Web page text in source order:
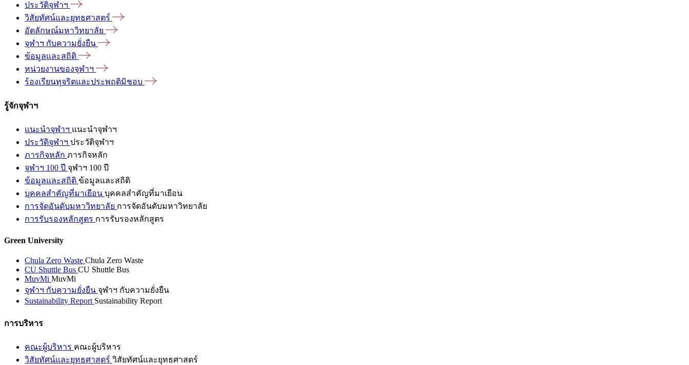
ประวัติจุฬาฯ
วิสัยทัศน์และยุทธศาสตร์
อัตลักษณ์มหาวิทยาลัย
จุฬาฯ กับความยั่งยืน
ข้อมูลและสถิติ
หน่วยงานของจุฬาฯ
ร้องเรียนทุจริตและประพฤติมิชอบ
รู้จักจุฬาฯ
แนะนำจุฬาฯ แนะนำจุฬาฯ
ประวัติจุฬาฯ ประวัติจุฬาฯ
ภารกิจหลัก ภารกิจหลัก
จุฬาฯ 100 ปี จุฬาฯ 100 ปี
ข้อมูลและสถิติ ข้อมูลและสถิติ
บุคคลสำคัญที่มาเยือน บุคคลสำคัญที่มาเยือน
การจัดอันดับมหาวิทยาลัย การจัดอันดับมหาวิทยาลัย
การรับรองหลักสูตร การรับรองหลักสูตร
Green University
Chula Zero Waste Chula Zero Waste
CU Shuttle Bus CU Shuttle Bus
MuvMi MuvMi
จุฬาฯ กับความยั่งยืน จุฬาฯ กับความยั่งยืน
Sustainability Report Sustainability Report
การบริหาร
คณะผู้บริหาร คณะผู้บริหาร
วิสัยทัศน์และยุทธศาสตร์ วิสัยทัศน์และยุทธศาสตร์